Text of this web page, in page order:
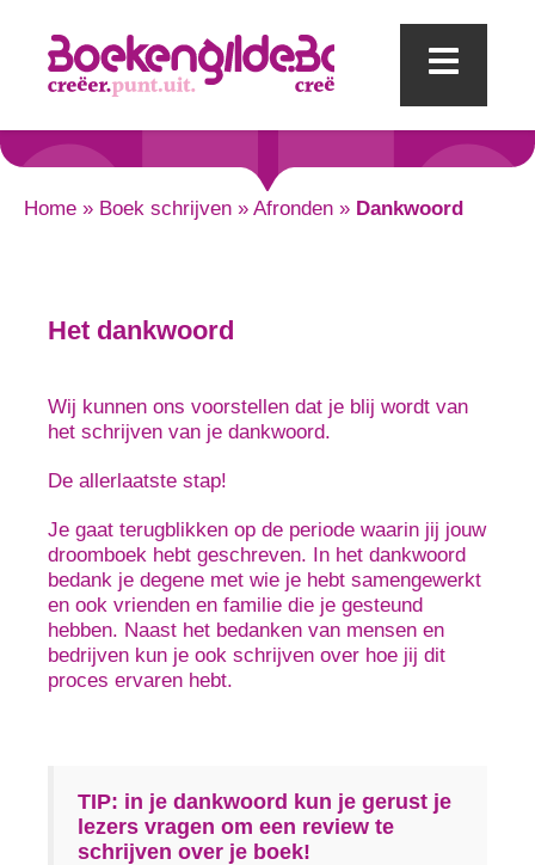
Home » Boek schrijven » Afronden » Dankwoord
Het dankwoord
Wij kunnen ons voorstellen dat je blij wordt van
het schrijven van je dankwoord.
De allerlaatste stap!
Je gaat terugblikken op de periode waarin jij jouw
droomboek hebt geschreven. In het dankwoord
bedank je degene met wie je hebt samengewerkt
en ook vrienden en familie die je gesteund
hebben. Naast het bedanken van mensen en
bedrijven kun je ook schrijven over hoe jij dit
proces ervaren hebt.
TIP: in je dankwoord kun je gerust je
lezers vragen om een review te
schrijven over je boek!